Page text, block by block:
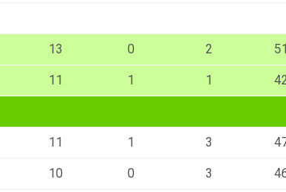
13 0 2
11 1 1
11 1 3
10 0 3